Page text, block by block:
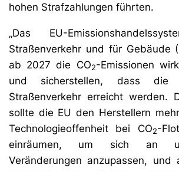
hohen Strafzahlungen führten.
„Das EU-
Straßenverkehr und für Gebäude
ab 2027 die CO2-Emissionen
und sicherstellen, dass die
Straßenverkehr erreicht werden.
sollte die EU den Herstellern
Technologieoffenheit
bei CO2-
einräumen, um sich an
Veränderungen anzupassen, und